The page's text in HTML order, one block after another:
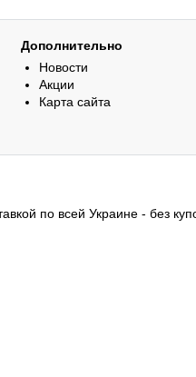
Дополнительно
Новости
Акции
Карта сайта
по всей Украине - без